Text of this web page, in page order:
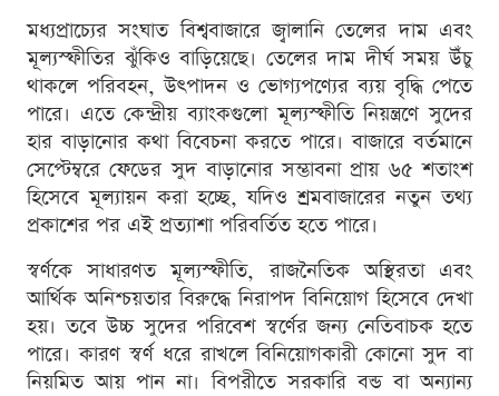
মধ্যপ্রাচ্যের সংঘাত বিশ্ববাজারে জ্বালানি তেলের দাম এবং
মূল্যস্ফীতির ঝুঁকিও বাড়িয়েছে। তেলের দাম দীর্ঘ সময় উঁচু
থাকলে পরিবহন, উৎপাদন ও ভোগ্যপণ্যের ব্যয় বৃদ্ধি পেতে
পারে। এতে কেন্দ্রীয় ব্যাংকগুলো মূল্যস্ফীতি নিয়ন্ত্রণে সুদের
হার বাড়ানোর কথা বিবেচনা করতে পারে। বাজারে বর্তমানে
সেপ্টেম্বরে ফেডের সুদ বাড়ানোর সম্ভাবনা প্রায় ৬৫ শতাংশ
হিসেবে মূল্যায়ন করা হচ্ছে, যদিও শ্রমবাজারের নতুন তথ্য
প্রকাশের পর এই প্রত্যাশা পরিবর্তিত হতে পারে।
স্বর্ণকে সাধারণত মূল্যস্ফীতি, রাজনৈতিক অস্থিরতা এবং
আর্থিক অনিশ্চয়তার বিরুদ্ধে নিরাপদ বিনিয়োগ হিসেবে দেখা
হয়। তবে উচ্চ সুদের পরিবেশ স্বর্ণের জন্য নেতিবাচক হতে
পারে। কারণ স্বর্ণ ধরে রাখলে বিনিয়োগকারী কোনো সুদ বা
নিয়মিত আয় পান না। বিপরীতে সরকারি বন্ড বা অন্যান্য